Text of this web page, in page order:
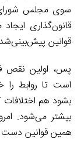
سوی مجلس شورای
قانون‌گذاری
قوانین
پس، اولین نقص
است تا روابط را
بشود هم
بیشتر می‌شود.
همین قوانین دست